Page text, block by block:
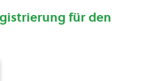
für den